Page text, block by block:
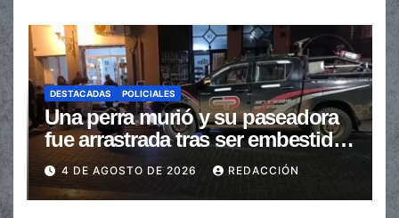
DESTACADAS POLICIALES
Una perra murió y su paseadora
fue arrastrada tras ser embestidas
en la senda peatonal
4 DE AGOSTO DE 2026 REDACCIÓN